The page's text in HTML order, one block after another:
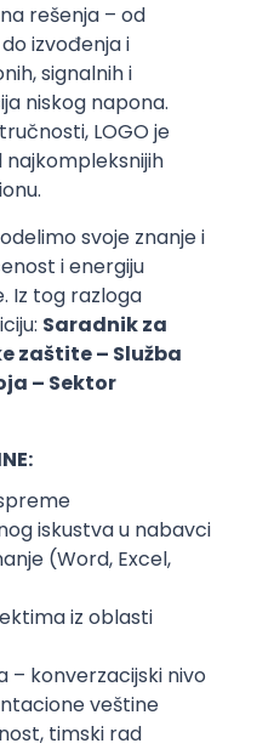
rešenja – od
izvođenja i
signalnih i
niskog napona.
LOGO je
svoje znanje i
i energiju
Iz tog razloga
Saradnik za
zaštite – Služba
– Sektor
iskustva u nabavci
(Word, Excel,
iz oblasti
– konverzacijski nivo
veštine
timski rad